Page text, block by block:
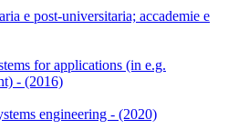
e post-universitaria; accademie e
for applications (in e.g.
- (2016)
engineering - (2020)